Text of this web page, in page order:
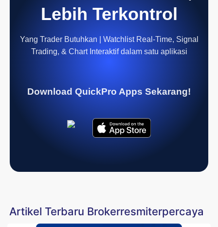
Lebih Terkontrol
Yang Trader Butuhkan | Watchlist Real-Time, Signal
Trading, & Chart Interaktif dalam satu aplikasi
Download QuickPro Apps Sekarang!
Artikel Terbaru Brokerresmiterpercaya